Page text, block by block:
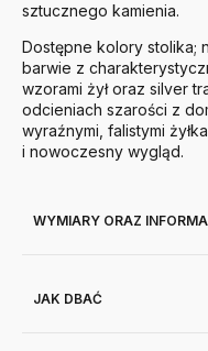
sztucznego kamienia.
Dostępne kolory stolika;
barwie z
wzorami żył oraz silver
odcieniach szarości z
wyraźnymi, falistymi
i nowoczesny wygląd.
WYMIARY ORAZ
JAK DBAĆ